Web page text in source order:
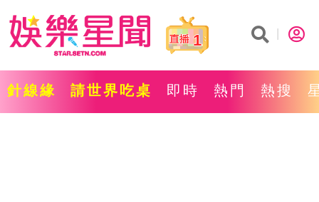
1
針線緣 請世界吃桌 即時 熱門 熱搜